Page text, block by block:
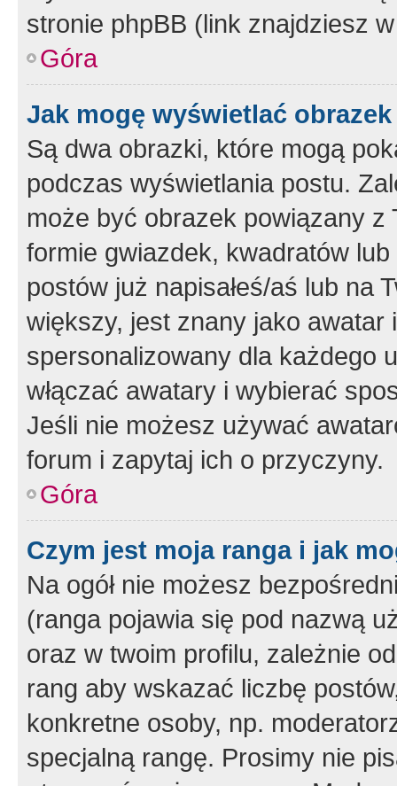
stronie phpBB (link znajdziesz
Góra
Jak mogę wyświetlać
Są dwa obrazki, które mogą
podczas wyświetlania postu.
może być obrazek powiązany z
formie gwiazdek, kwadratów
postów już napisałeś/aś lub na
większy, jest znany jako
spersonalizowany dla każdego
włączać awatary i wybierać
Jeśli nie możesz używać
forum i zapytaj ich o przyczyny.
Góra
Czym jest moja ranga i jak
Na ogół nie możesz
(ranga pojawia się pod nazwą
oraz w twoim profilu, zależnie
rang aby wskazać liczbę
konkretne osoby, np.
specjalną rangę. Prosimy nie